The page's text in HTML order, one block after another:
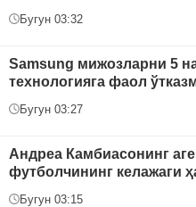
Бугун 03:32
Samsung мижозларни 5
технологияга фаол
Бугун 03:27
Андреа Камбиасонинг
футболчининг келажаги
Бугун 03:15